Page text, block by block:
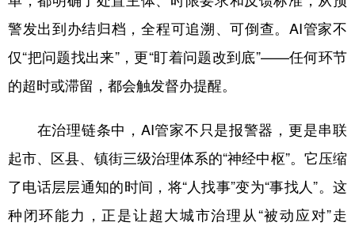
警发出到办结归档，全程可追溯、可倒查。AI管家不
仅“把问题找出来”，更“盯着问题改到底”——任何环节
的超时或滞留，都会触发督办提醒。
在治理链条中，AI管家不只是报警器，更是串联
起市、区县、镇街三级治理体系的“神经中枢”。它压缩
了电话层层通知的时间，将“人找事”变为“事找人”。这
种闭环能力，正是让超大城市治理从“被动应对”走